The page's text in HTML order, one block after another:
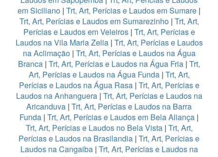
em Siciliano | Trt, Art, Perícias e Laudos em Sumare |
Trt, Art, Perícias e Laudos em Sumarezinho| Trt, Art,
Perícias e Laudos em Veleiros| Trt, Art, Perícias e
Laudos na Vila Maria Zelia| Trt, Art, Perícias e Laudos
na Aclimação| Trt, Art, Perícias e Laudos na Água
Branca | Trt, Art, Perícias e Laudos na Água Fria | Trt,
Art, Perícias e Laudos na Água Funda| Trt, Art,
Perícias e Laudos na Água Rasa | Trt, Art, Perícias e
Laudos na Anhanguera| Trt, Art, Perícias e Laudos na
Aricanduva | Trt, Art, Perícias e Laudos na Barra
Funda | Trt, Art, Perícias e Laudos em Bela Aliança |
Trt, Art, Perícias e Laudos no Bela Vista| Trt, Art,
Perícias e Laudos na Brasilandia | Trt, Art, Perícias e
Laudos na Cangaiba| Trt, Art, Perícias e Laudos na